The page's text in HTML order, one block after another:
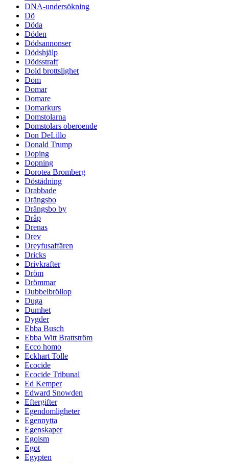
DNA-undersökning
Dö
Döda
Döden
Dödsannonser
Dödshjälp
Dödsstraff
Dold brottslighet
Dom
Domar
Domare
Domarkurs
Domstolarna
Domstolars oberoende
Don DeLillo
Donald Trump
Doping
Dopning
Dorotea Bromberg
Döstädning
Drabbade
Drängsbo
Drängsbo by
Dråp
Drenas
Drev
Dreyfusaffären
Dricks
Drivkrafter
Dröm
Drömmar
Dubbelbröllop
Duga
Dumhet
Dygder
Ebba Busch
Ebba Witt Brattström
Ecco homo
Eckhart Tolle
Ecocide
Ecocide Tribunal
Ed Kemper
Edward Snowden
Eftergifter
Egendomligheter
Egennytta
Egenskaper
Egoism
Egot
Egypten